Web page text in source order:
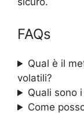
FAQs
Qual è il
volatili?
Quali sono
Come